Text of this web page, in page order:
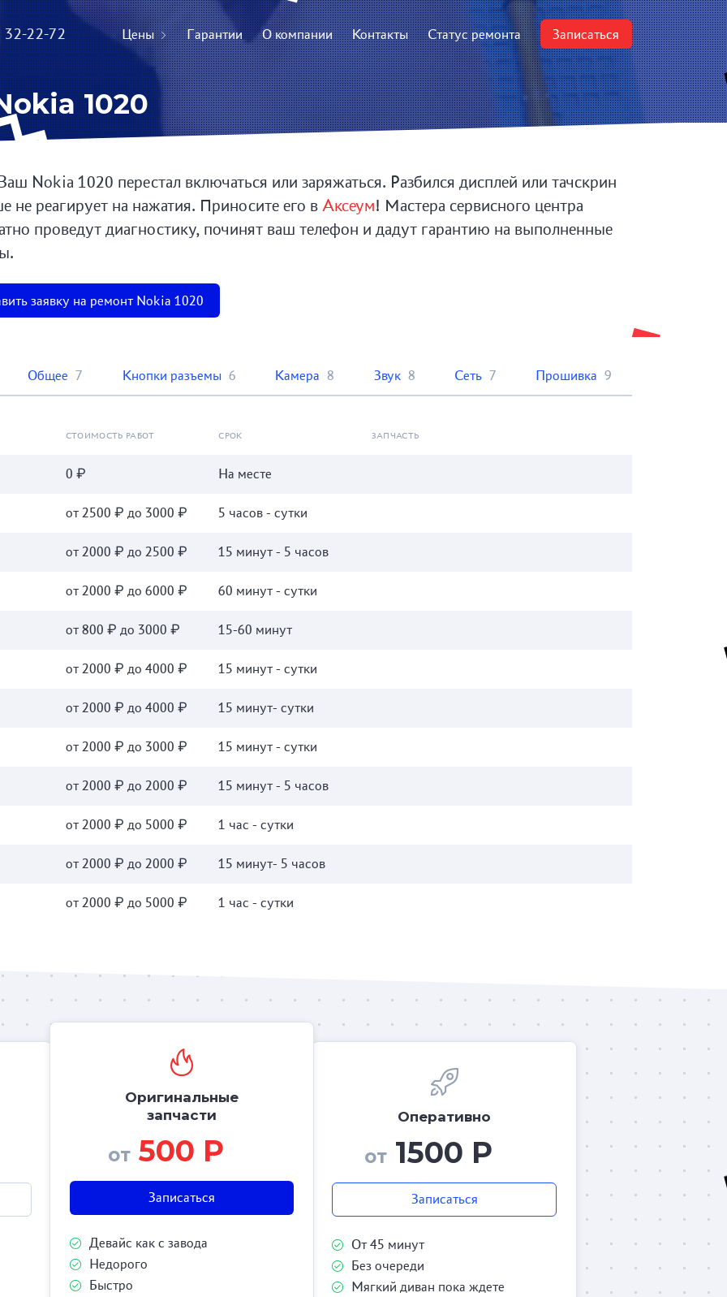
32-22-72 Цены Гарантии О компании Контакты Статус ремонта Записаться
1020
Nokia 1020 перестал включаться или заряжаться. Разбился дисплей или тачскрин
не реагирует на нажатия. Приносите его в Аксеум! Мастера сервисного центра
проведут диагностику, починят ваш телефон и дадут гарантию на выполненные
заявку на ремонт Nokia 1020
Общее 7 Кнопки разъемы 6 Камера 8 Звук 8 Сеть 7 Прошивка 9
СТОИМОСТЬ РАБОТ СРОК ЗАПЧАСТЬ
0 ₽ На месте
от 2500 ₽ до 3000 ₽ 5 часов - сутки
от 2000 ₽ до 2500 ₽ 15 минут - 5 часов
от 2000 ₽ до 6000 ₽ 60 минут - сутки
от 800 ₽ до 3000 ₽ 15-60 минут
от 2000 ₽ до 4000 ₽ 15 минут - сутки
от 2000 ₽ до 4000 ₽ 15 минут- сутки
от 2000 ₽ до 3000 ₽ 15 минут - сутки
от 2000 ₽ до 2000 ₽ 15 минут - 5 часов
от 2000 ₽ до 5000 ₽ 1 час - сутки
от 2000 ₽ до 2000 ₽ 15 минут- 5 часов
от 2000 ₽ до 5000 ₽ 1 час - сутки
Оригинальные
запчасти
от500 Р
Записаться
Девайс как с завода
Недорого
Быстро
Оперативно
от1500 Р
Записаться
От 45 минут
Без очереди
Мягкий диван пока ждете